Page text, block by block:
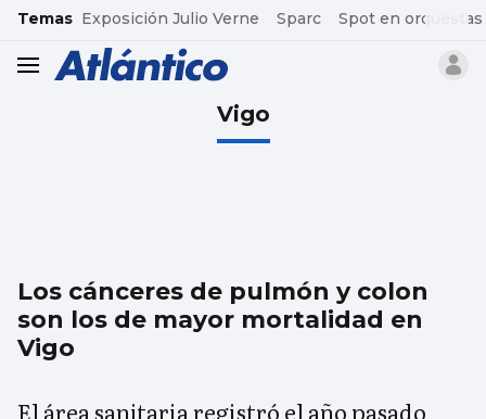
common.go-to-content
Temas Exposición Julio Verne Sparc Spot en orquestas
header.menu.open
Vigo
Los cánceres de pulmón y colon
son los de mayor mortalidad en
Vigo
El área sanitaria registró el año pasado